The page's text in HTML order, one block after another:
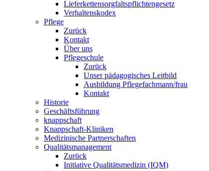
Lieferkettensorgfaltspflichtengesetz
Verhaltenskodex
Pflege
Zurück
Kontakt
Über uns
Pflegeschule
Zurück
Unser pädagogisches Leitbild
Ausbildung Pflegefachmann/frau
Kontakt
Historie
Geschäftsführung
knappschaft
Knappschaft-Kliniken
Medizinische Partnerschaften
Qualitäts­management
Zurück
Initiative Qualitätsmedizin (IQM)